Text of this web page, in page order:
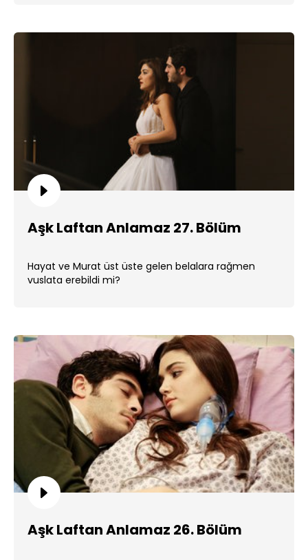
Aşk Laftan Anlamaz 27. Bölüm
Hayat ve Murat üst üste gelen belalara rağmen
vuslata erebildi mi?
Aşk Laftan Anlamaz 26. Bölüm